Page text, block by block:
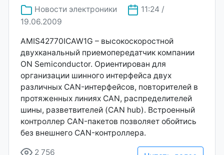
Новости электроники
11:24 /
19.06.2009
AMIS42770ICAW1G – высокоскоростной
двухканальный приемопередатчик компании
ON Semiconductor. Ориентирован для
организации шинного интерфейса двух
различных CAN-интерфейсов, повторителей в
протяженных линиях CAN, распределителей
шины, разветвителей (CAN hub). Встроенный
контроллер CAN-пакетов позволяет обойтись
без внешнего CAN-контроллера.
2 756